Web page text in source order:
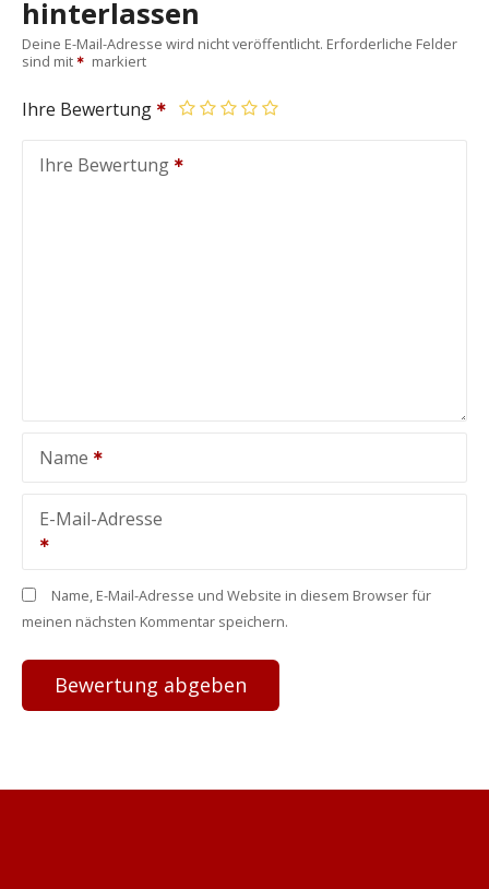
hinterlassen
Deine E-Mail-Adresse wird nicht veröffentlicht. Erforderliche Felder
sind mit
markiert
Ihre Bewertung
Ihre Bewertung
Name
E-Mail-Adresse
Name, E-Mail-Adresse und Website in diesem Browser für
meinen nächsten Kommentar speichern.